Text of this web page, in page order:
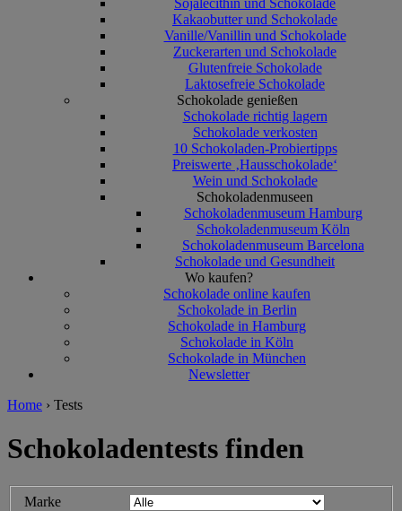
Sojalecithin und Schokolade
Kakaobutter und Schokolade
Vanille/Vanillin und Schokolade
Zuckerarten und Schokolade
Glutenfreie Schokolade
Laktosefreie Schokolade
Schokolade genießen
Schokolade richtig lagern
Schokolade verkosten
10 Schokoladen-Probiertipps
Preiswerte ‚Hausschokolade‘
Wein und Schokolade
Schokoladenmuseen
Schokoladenmuseum Hamburg
Schokoladenmuseum Köln
Schokoladenmuseum Barcelona
Schokolade und Gesundheit
Wo kaufen?
Schokolade online kaufen
Schokolade in Berlin
Schokolade in Hamburg
Schokolade in Köln
Schokolade in München
Newsletter
Home › Tests
Schokoladentests finden
Marke